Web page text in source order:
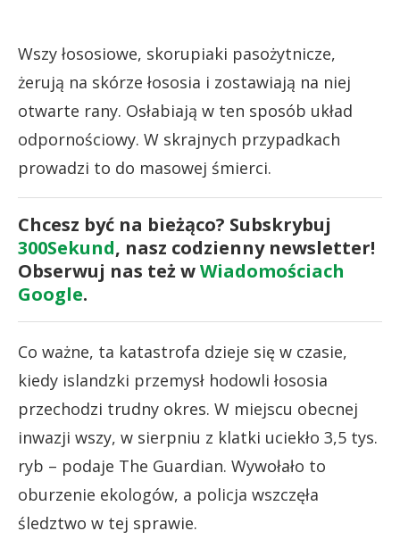
Wszy łososiowe, skorupiaki pasożytnicze,
żerują na skórze łososia i zostawiają na niej
otwarte rany. Osłabiają w ten sposób układ
odpornościowy. W skrajnych przypadkach
prowadzi to do masowej śmierci.
Chcesz być na bieżąco? Subskrybuj
300Sekund, nasz codzienny newsletter!
Obserwuj nas też wWiadomościach
Google.
Co ważne, ta katastrofa dzieje się w czasie,
kiedy islandzki przemysł hodowli łososia
przechodzi trudny okres. W miejscu obecnej
inwazji wszy, w sierpniu z klatki uciekło 3,5 tys.
ryb – podaje The Guardian. Wywołało to
oburzenie ekologów, a policja wszczęła
śledztwo w tej sprawie.